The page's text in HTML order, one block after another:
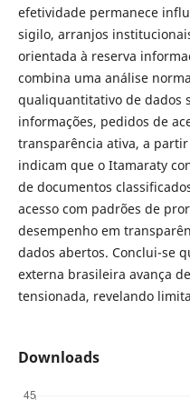
efetividade permanece
sigilo, arranjos
orientada à reserva
combina uma análise
qualiquantitativo de dados
informações, pedidos de
transparência ativa, a
indicam que o Itamaraty
de documentos
acesso com padrões de
desempenho em
dados abertos. Conclui-se
externa brasileira avança
tensionada, revelando
Downloads